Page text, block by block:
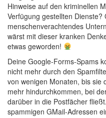
Hinweise auf den kriminellen
Verfügung gestellten
menschenverachtendes
wärst mit dieser kranken
etwas geworden!
Deine Google-Forms-Spams
nicht mehr durch den
von wenigen Monaten, bis sie
mehr hindurchkommen, bei
darüber in die Postfächer
spammigen GMail-Adressen